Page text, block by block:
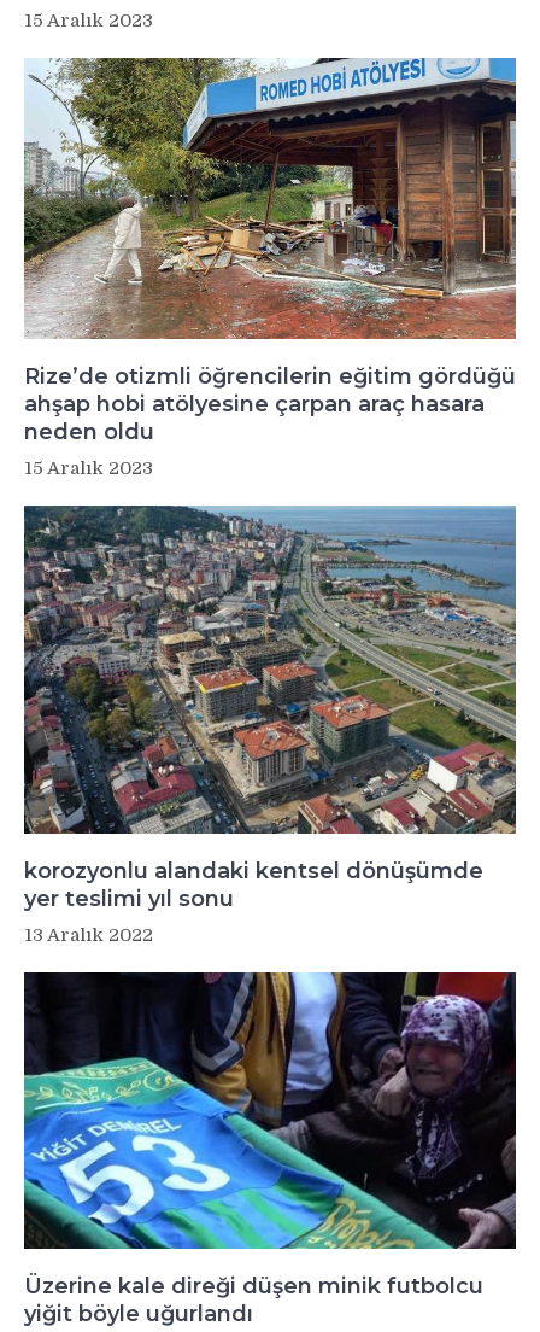
15 Aralık 2023
Rize’de otizmli öğrencilerin eğitim gördüğü
ahşap hobi atölyesine çarpan araç hasara
neden oldu
15 Aralık 2023
korozyonlu alandaki kentsel dönüşümde
yer teslimi yıl sonu
13 Aralık 2022
Üzerine kale direği düşen minik futbolcu
yiğit böyle uğurlandı